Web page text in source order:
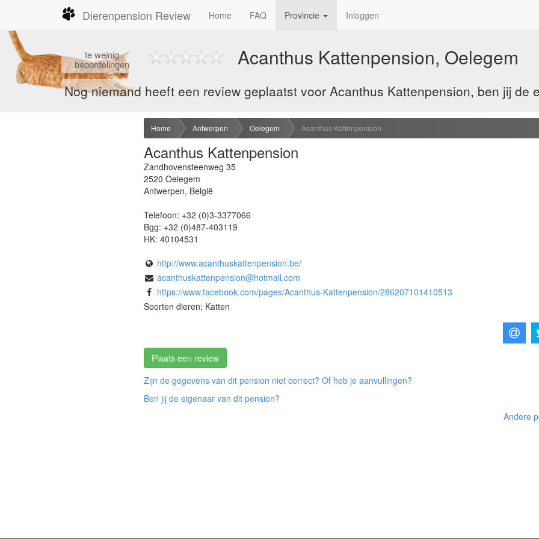
Dierenpension Review Home FAQ Provincie Inloggen
teweinig
beoordelingen Acanthus Kattenpension, Oelegem
Nog niemand heeft een review geplaatst voor Acanthus Kattenpension, ben jij de
Home Antwerpen Oelegem Acanthus Kattenpension
Acanthus Kattenpension
Zandhovensteenweg 35
2520 Oelegem
Antwerpen, België
Telefoon: +32 (0)3-3377066
Bgg: +32 (0)487-403119
HK: 40104531
http://www.acanthuskattenpension.be/
acanthuskattenpension@hotmail.com
https://www.facebook.com/pages/Acanthus-Kattenpension/286207101410513
Soorten dieren: Katten
Plaats een review
Zijn de gegevens van dit pension niet correct? Of heb je aanvullingen?
Ben jij de eigenaar van dit pension?
Andere